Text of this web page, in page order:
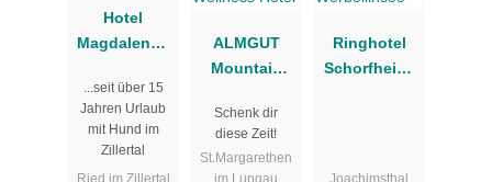
Hotel
Magdalena**
...seit über 15
Jahren Urlaub
mit Hund im
Zillertal
ALMGUT
Mountain
Hotel
Schenk dir
diese Zeit!
St.Margarethen
Ringhotel
Schorfheide